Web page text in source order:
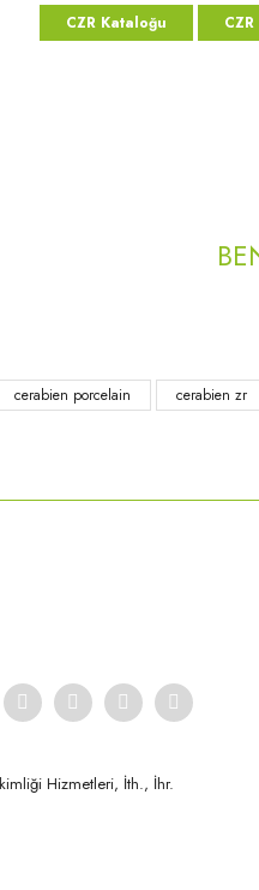
CZR Kataloğu
cerabien porcelain cerabien zr
Hizmetleri, İth., İhr.